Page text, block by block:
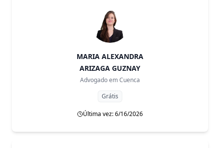
MARIA ALEXANDRA
ARIZAGA GUZNAY
Advogado emCuenca
Grátis
Última vez: 6/16/2026